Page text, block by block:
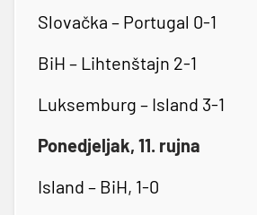
Slovačka – Portugal 0-1
BiH – Lihtenštajn 2-1
Luksemburg – Island 3-1
Ponedjeljak, 11. rujna
Island – BiH, 1-0